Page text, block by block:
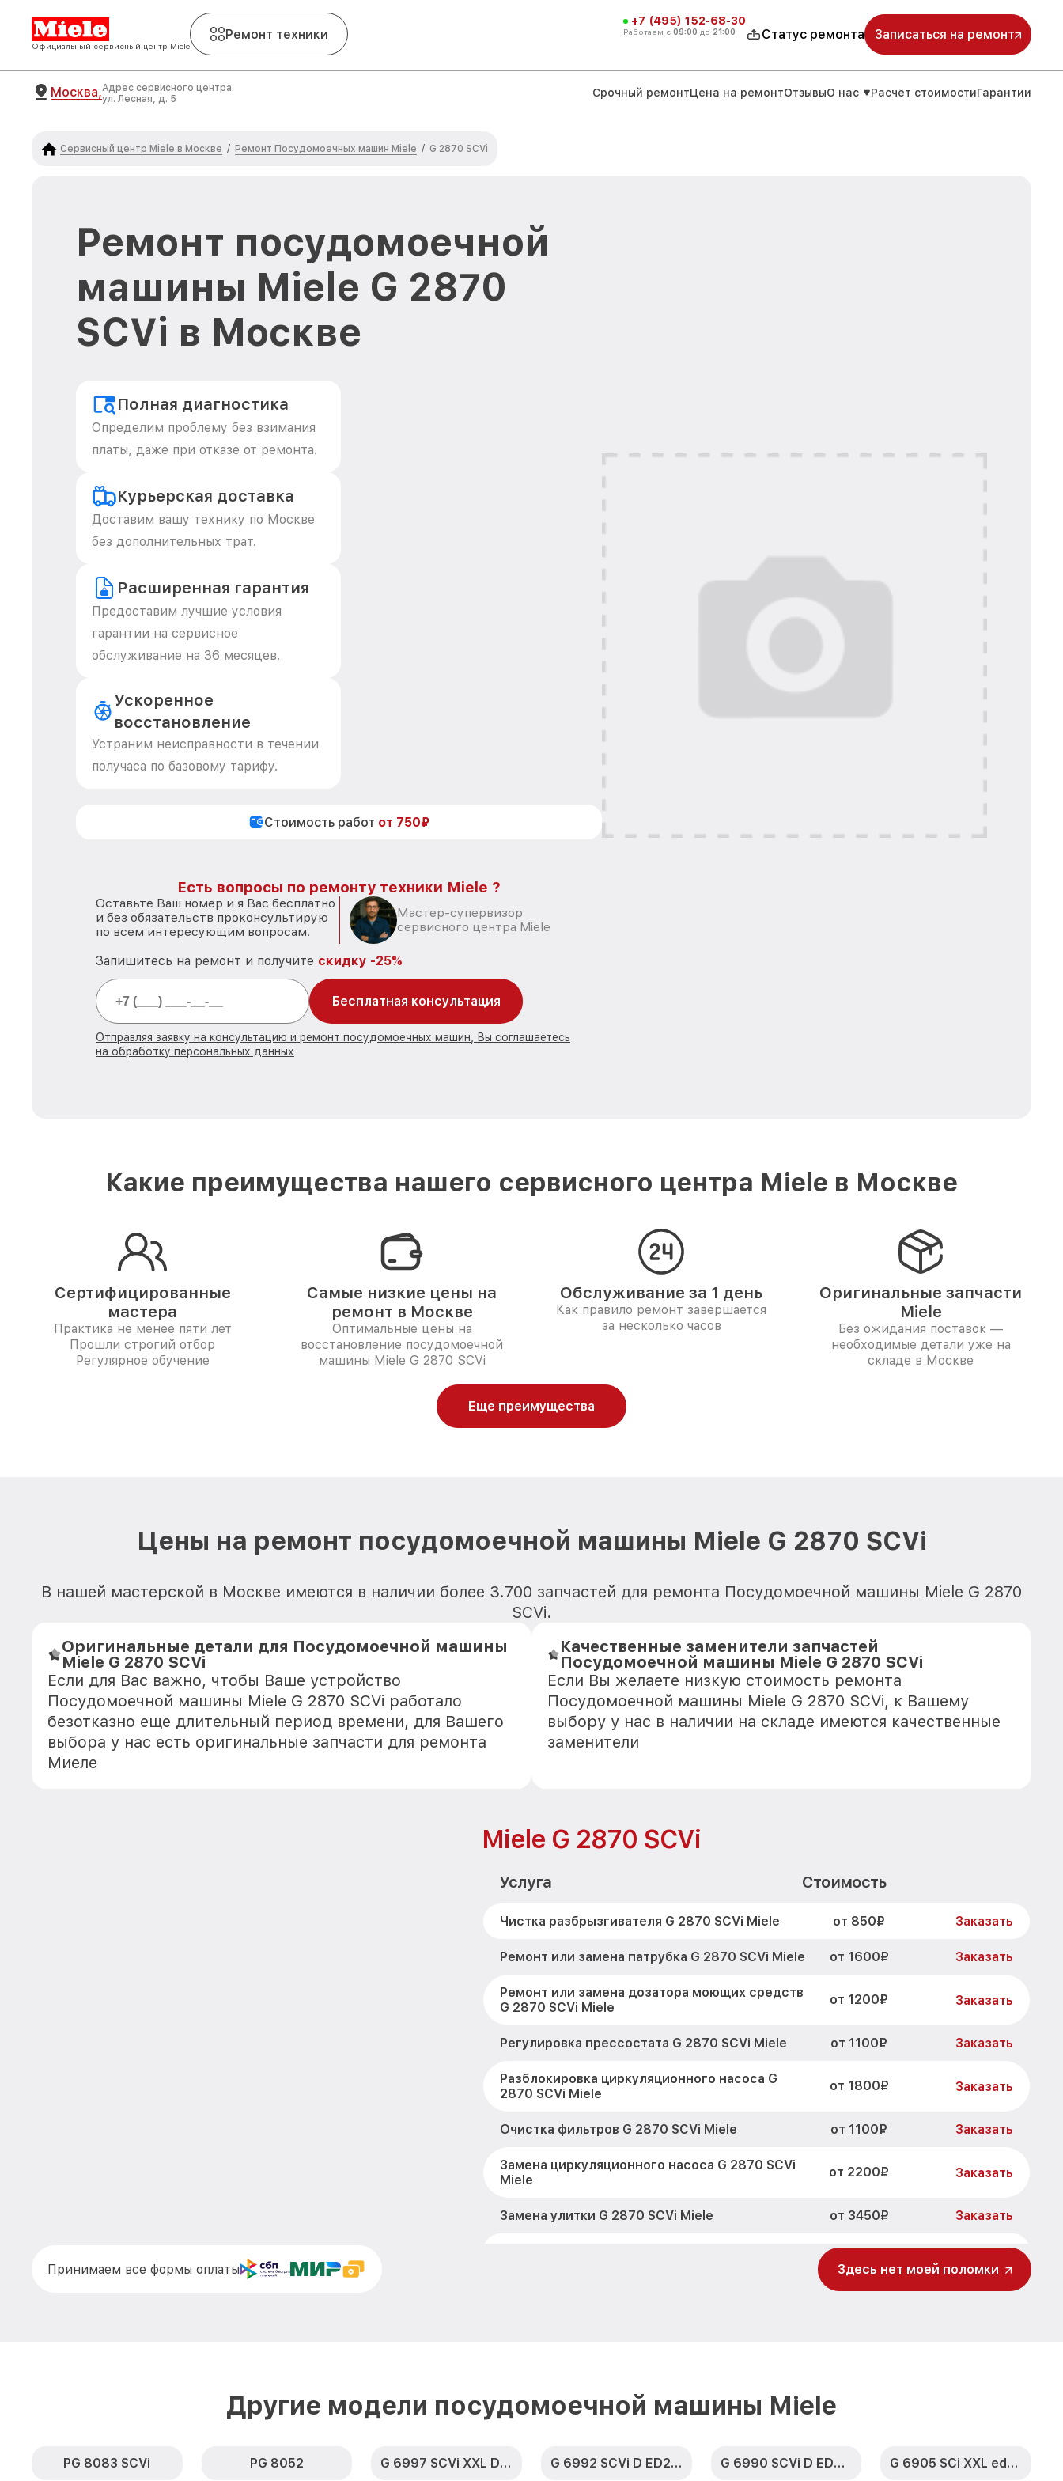
Официальный сервисный центр Miele
Ремонт техники
+7 (495) 152-68-30
Работаем с 09:00 до 21:00 Статус ремонта Записаться на ремонт
Москва,Адрес сервисного центра
ул. Лесная, д. 5
Срочный ремонтЦена на ремонтОтзывыО нас Расчёт стоимостиГарантии
Сервисный центр Miele в Москве / Ремонт Посудомоечных машин Miele / G 2870 SCVi
Ремонт посудомоечной
машины Miele G 2870
SCVi в Москве
Полная диагностика
Определим проблему без взимания
платы, даже при отказе от ремонта.
Курьерская доставка
Доставим вашу технику по Москве
без дополнительных трат.
Расширенная гарантия
Предоставим лучшие условия
гарантии на сервисное
обслуживание на 36 месяцев.
Ускоренное
восстановление
Устраним неисправности в течении
получаса по базовому тарифу.
Стоимость работ от 750₽
Есть вопросы по ремонту техники Miele ?
Оставьте Ваш номер и я Вас бесплатно
и без обязательств проконсультирую
по всем интересующим вопросам.
Мастер-супервизор
сервисного центра Miele
Запишитесь на ремонт и получите скидку -25%
Бесплатная консультация
Отправляя заявку на консультацию и ремонт посудомоечных машин, Вы соглашаетесь
на обработку персональных данных
Какие преимущества нашего сервисного центра Miele в Москве
Сертифицированные
мастера
Практика не менее пяти лет
Прошли строгий отбор
Регулярное обучение
Самые низкие цены на
ремонт в Москве
Оптимальные цены на
восстановление посудомоечной
машины Miele G 2870 SCVi
Обслуживание за 1 день
Как правило ремонт завершается
за несколько часов
Оригинальные запчасти
Miele
Без ожидания поставок —
необходимые детали уже на
складе в Москве
Еще преимущества
Цены на ремонт посудомоечной машины Miele G 2870 SCVi
В нашей мастерской в Москве имеются в наличии более 3.700 запчастей для ремонта Посудомоечной машины Miele G 2870
SCVi.
Оригинальные детали для Посудомоечной машины
Miele G 2870 SCVi
Если для Вас важно, чтобы Ваше устройство
Посудомоечной машины Miele G 2870 SCVi работало
безотказно еще длительный период времени, для Вашего
выбора у нас есть оригинальные запчасти для ремонта
Миеле
Качественные заменители запчастей
Посудомоечной машины Miele G 2870 SCVi
Если Вы желаете низкую стоимость ремонта
Посудомоечной машины Miele G 2870 SCVi, к Вашему
выбору у нас в наличии на складе имеются качественные
заменители
Miele G 2870 SCVi
Услуга Стоимость
Чистка разбрызгивателя G 2870 SCVi Miele от 850₽ Заказать
Ремонт или замена патрубка G 2870 SCVi Miele от 1600₽ Заказать
Ремонт или замена дозатора моющих средств
G 2870 SCVi Miele
от 1200₽ Заказать
Регулировка прессостата G 2870 SCVi Miele от 1100₽ Заказать
Разблокировка циркуляционного насоса G
2870 SCVi Miele
от 1800₽ Заказать
Очистка фильтров G 2870 SCVi Miele от 1100₽ Заказать
Замена циркуляционного насоса G 2870 SCVi
Miele
от 2200₽ Заказать
Замена улитки G 2870 SCVi Miele от 3450₽ Заказать
от 1250₽ Заказать
от 1590₽ Заказать
Ремонт циркуляционного насоса G 2870 SCVi
Принимаем все формы оплаты Здесь нет моей поломки
Другие модели посудомоечной машины Miele
PG 8083 SCVi PG 8052 G 6997 SCVi XXL D ED230 2,0 k2o G 6992 SCVi D ED230 2,0 k2o G 6990 SCVi D ED230 2,1 k2o G 6905 SCi XXL edst/clst